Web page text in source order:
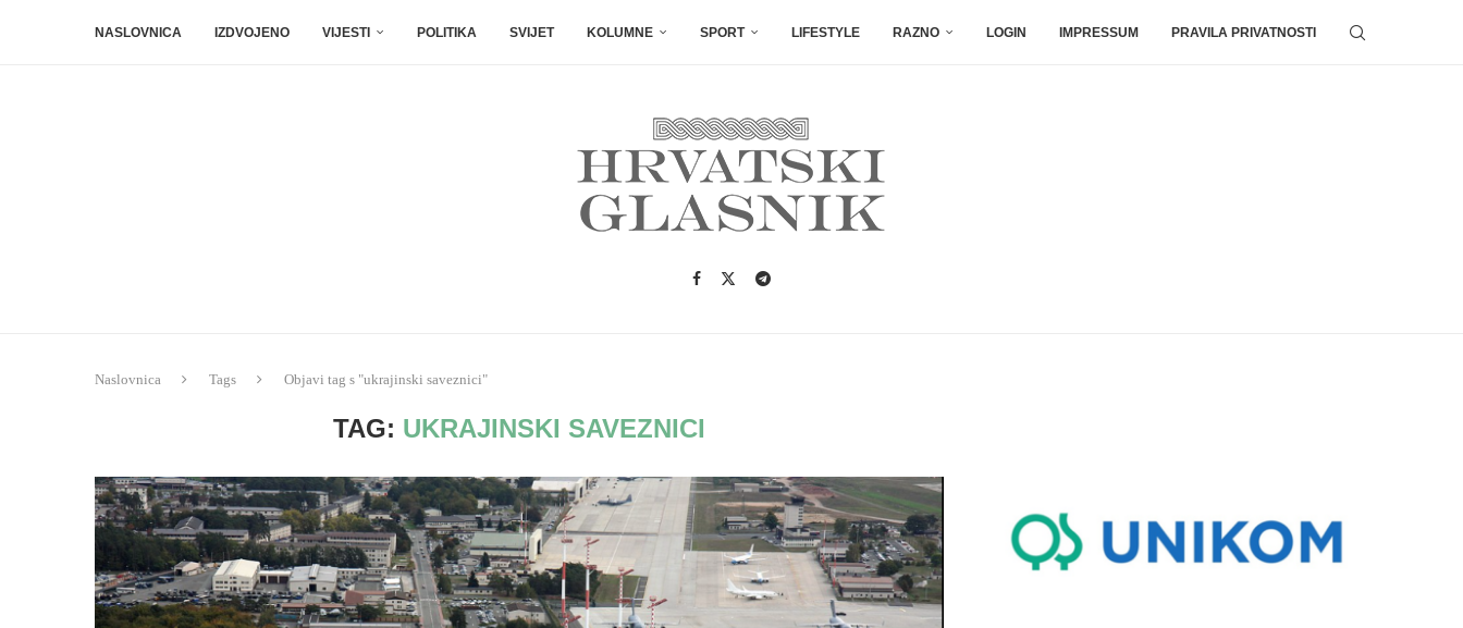
NASLOVNICA IZDVOJENO VIJESTI POLITIKA SVIJET KOLUMNE SPORT LIFESTYLE RAZNO LOGIN IMPRESSUM PRAVILA PRIVATNOSTI
Naslovnica Tags Objavi tag s "ukrajinski saveznici"
TAG: UKRAJINSKI SAVEZNICI